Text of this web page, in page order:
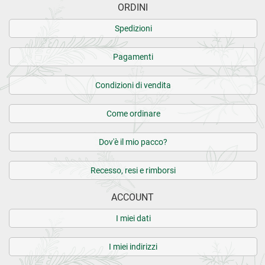
ORDINI
Spedizioni
Pagamenti
Condizioni di vendita
Come ordinare
Dov'è il mio pacco?
Recesso, resi e rimborsi
ACCOUNT
I miei dati
I miei indirizzi